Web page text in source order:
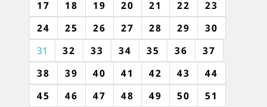
17
18 19 20 21 22
23
24
25 26 27 28 29
30
31
32 33 34 35 36
37
38
39 40 41 42 43
44
45
46 47 48 49 50
51